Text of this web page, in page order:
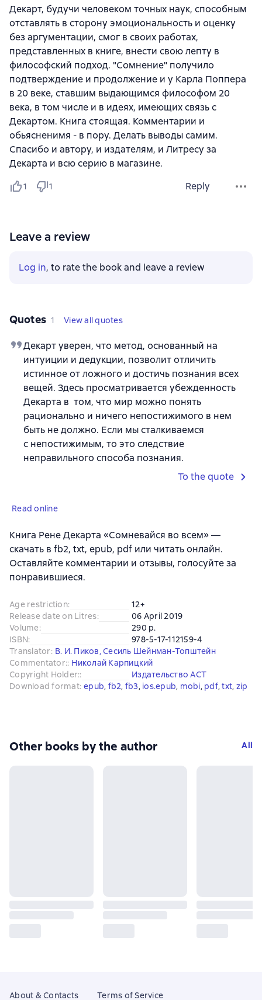
Декарт, будучи человеком точных наук, способным
отставлять в сторону эмоциональность и оценку
без аргументации, смог в своих работах,
представленных в книге, внести свою лепту в
философский подход. "Сомнение" получило
подтверждение и продолжение и у Карла Поппера
в 20 веке, ставшим выдающимся философом 20
века, в том числе и в идеях, имеющих связь с
Декартом. Книга стоящая. Комментарии и
обьясненимя - в пору. Делать выводы самим.
Спасибо и автору, и издателям, и Литресу за
Декарта и всю серию в магазине.
1 1 Reply
Leave a review
Log in, to rate the book and leave a review
Quotes 1 View all quotes
Декарт уверен, что метод, основанный на
интуиции и дедукции, позволит отличить
истинное от ложного и достичь познания всех
вещей. Здесь просматривается убежденность
Декарта в том, что мир можно понять
рационально и ничего непостижимого в нем
быть не должно. Если мы сталкиваемся
с непостижимым, то это следствие
неправильного способа познания.
To the quote
Read online
Книга Рене Декарта «Сомневайся во всем» —
скачать в fb2, txt, epub, pdf или читать онлайн.
Оставляйте комментарии и отзывы, голосуйте за
понравившиеся.
Age restriction:
12+
Release date on Litres:
06 April 2019
Volume:
290 p.
ISBN:
978-5-17-112159-4
Translator: В. И. Пиков, Сесиль Шейнман-Топштейн
Commentator:: Николай Карпицкий
Copyright Holder::
Издательство АСТ
Download format: epub, fb2, fb3, ios.epub, mobi, pdf, txt, zip
Other books by the author All
About & Contacts Terms of Service